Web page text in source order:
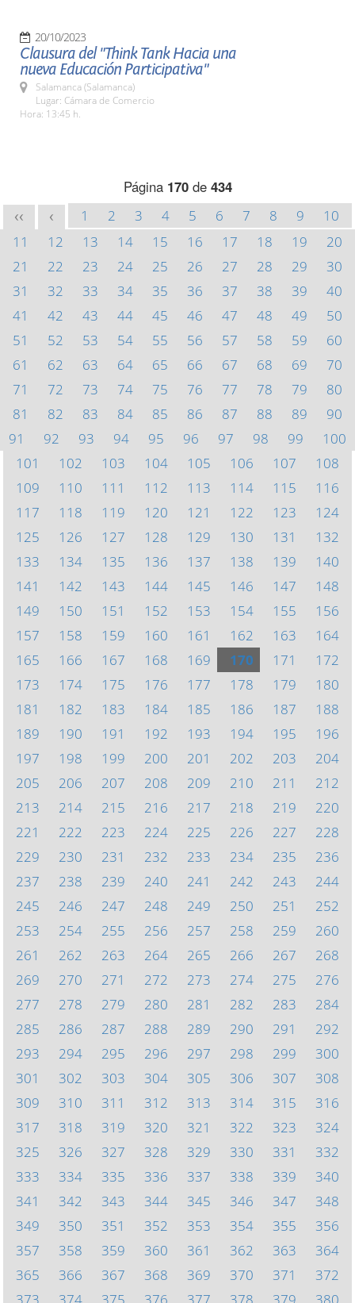
20/10/2023
Clausura del "Think Tank Hacia una
nueva Educación Participativa"
Salamanca (Salamanca)
Lugar: Cámara de Comercio
Hora: 13:45 h.
Página 170de 434
<< < 1 2 3 4 5 6 7 8 9
10
11
12 13 14 15 16 17 18 19
20
21
22 23 24 25 26 27 28 29
30
31
32 33 34 35 36 37 38 39
40
41
42 43 44 45 46 47 48 49
50
51
52 53 54 55 56 57 58 59
60
61
62 63 64 65 66 67 68 69
70
71
72 73 74 75 76 77 78 79
80
81
82 83 84 85 86 87 88 89
90
91
92 93 94 95 96 97 98 99
100
101
102 103 104 105 106 107
108
109
110 111 112 113 114 115
116
117
118 119 120 121 122 123
124
125
126 127 128 129 130 131
132
133
134 135 136 137 138 139
140
141
142 143 144 145 146 147
148
149
150 151 152 153 154 155
156
157
158 159 160 161 162 163
164
165
166 167 168 169 170 171
172
173
174 175 176 177 178 179
180
181
182 183 184 185 186 187
188
189
190 191 192 193 194 195
196
197
198 199 200 201 202 203
204
205
206 207 208 209 210 211
212
213
214 215 216 217 218 219
220
221
222 223 224 225 226 227
228
229
230 231 232 233 234 235
236
237
238 239 240 241 242 243
244
245
246 247 248 249 250 251
252
253
254 255 256 257 258 259
260
261
262 263 264 265 266 267
268
269
270 271 272 273 274 275
276
277
278 279 280 281 282 283
284
285
286 287 288 289 290 291
292
293
294 295 296 297 298 299
300
301
302 303 304 305 306 307
308
309
310 311 312 313 314 315
316
317
318 319 320 321 322 323
324
325
326 327 328 329 330 331
332
333
334 335 336 337 338 339
340
341
342 343 344 345 346 347
348
349
350 351 352 353 354 355
356
357
358 359 360 361 362 363
364
365
366 367 368 369 370 371
372